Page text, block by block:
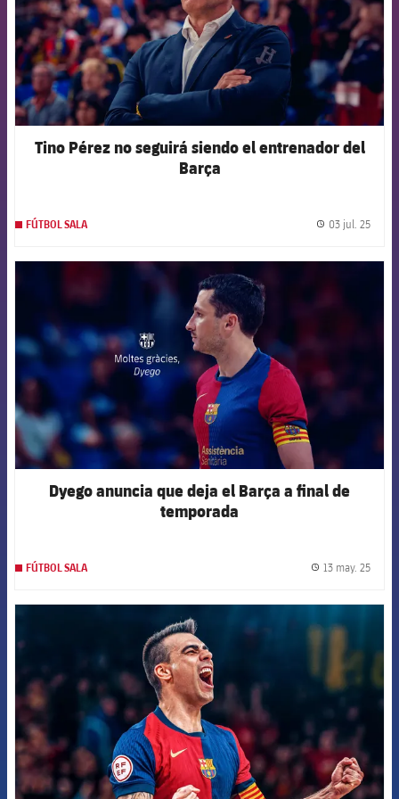
Tino Pérez no seguirá siendo el entrenador del
Barça
FÚTBOL SALA 03 jul. 25
FCB Barcelona badge
Dyego anuncia que deja el Barça a final de
temporada
FÚTBOL SALA 13 may. 25